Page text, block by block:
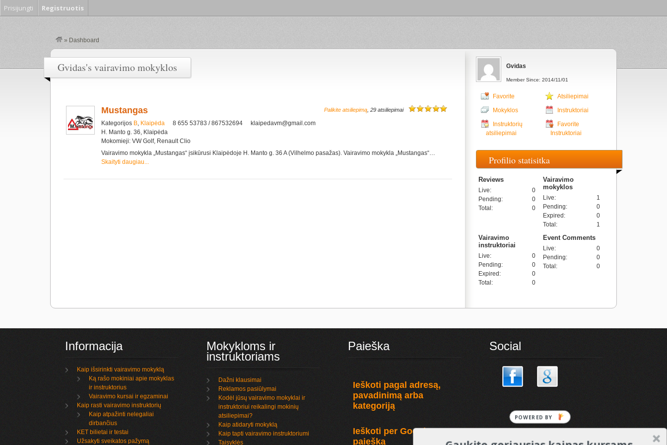
» Dashboard
Gvidas's vairavimo mokyklos
Palikite atsiliepimą , 29 atsiliepimai
Mustangas
Kategorijos B, Klaipėda 8 655 53783 / 867532694
klaipedavm@gmail.com
H. Manto g. 36, Klaipėda
Mokomieji: VW Golf, Renault Clio
Vairavimo mokykla „Mustangas“ įsikūrusi Klaipėdoje H. Manto g. 36 A (Vilhelmo pasažas). Vairavimo mokykla „Mustangas“…
Skaityti daugiau...
Gvidas
Member Since: 2014/11/01
Favorite
Atsiliepimai
Mokyklos
Instruktoriai
Instruktorių
atsiliepimai
Favorite
Instruktoriai
Profilio statisitka
Reviews
Live:
0
Pending:
0
Total : 0
Vairavimo
mokyklos
Live:
1
Pending:
0
Expired :
0
Total : 1
Vairavimo
instruktoriai
Live:
0
Pending:
0
Expired :
0
Total : 0
Event Comments
Live:
0
Pending:
0
Total : 0
Informacija
Kaip išsirinkti vairavimo mokyklą
Ką rašo mokiniai apie mokyklas
ir instruktorius
Vairavimo kursai ir egzaminai
Kaip rasti vairavimo instruktorių
Kaip atpažinti nelegaliai
dirbančius
KET bilietai ir testai
Užsakyti sveikatos pažymą
Mokykloms ir
instruktoriams
Dažni klausimai
Reklamos pasiūlymai
Kodėl jūsų vairavimo mokyklai ir
instruktoriui reikalingi mokinių
atsiliepimai?
Kaip atidaryti mokyklą
Kaip tapti vairavimo instruktoriumi
Taisyklės
Paieška
Ieškoti pagal adresą,
pavadinimą arba
kategoriją
Ieškoti per Google
paiešką
Social
Prisijungti Registruotis
POWERED BY